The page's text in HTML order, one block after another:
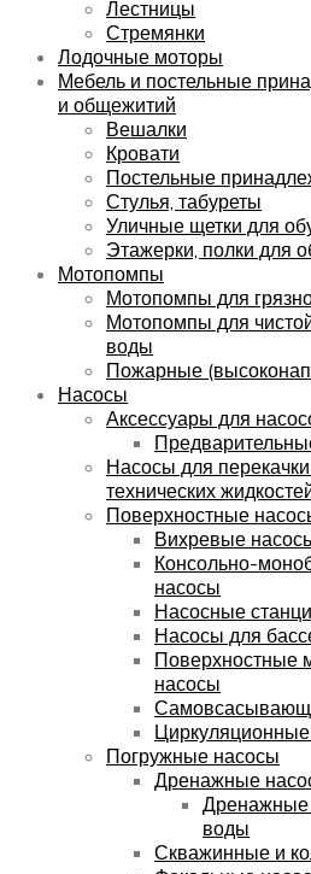
Лестницы
Стремянки
Лодочные моторы
Мебель и постельные
и общежитий
Вешалки
Кровати
Постельные
Стулья, табуреты
Уличные щетки для
Этажерки, полки для
Мотопомпы
Мотопомпы для
Мотопомпы для
воды
Пожарные
Насосы
Аксессуары для
Насосы для
технических
Поверхностные
Вихревые
Консольно-
насосы
Насосные
Насосы для
Поверхностные
насосы
Погружные насосы
Дренажные
Дренажные
воды
Скважинные и